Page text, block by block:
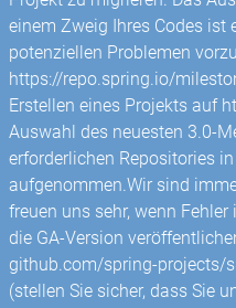
einem Zweig Ihres Codes ist
potenziellen Problemen
https://repo.spring.io/
Erstellen eines Projekts auf
Auswahl des neuesten 3.0-
erforderlichen Repositories
aufgenommen.Wir sind
freuen uns sehr, wenn
die GA-Version
github.com/spring-projects/
(stellen Sie sicher, dass Sie